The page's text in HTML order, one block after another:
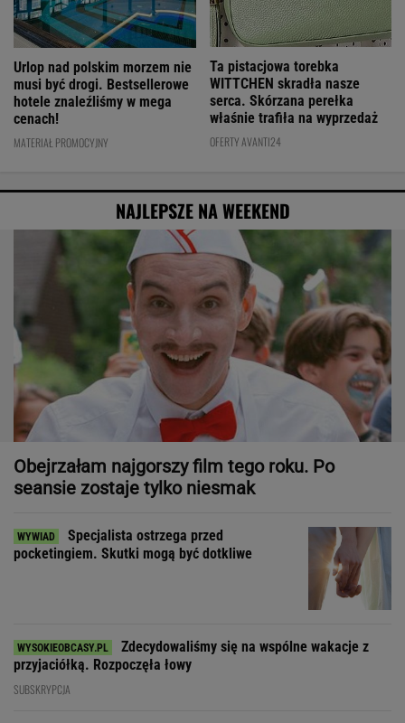
Urlop nad polskim morzem nie
musi być drogi. Bestsellerowe
hotele znaleźliśmy w mega
cenach!
MATERIAŁ PROMOCYJNY
Ta pistacjowa torebka
WITTCHEN skradła nasze
serca. Skórzana perełka
właśnie trafiła na wyprzedaż
OFERTY AVANTI24
NAJLEPSZE NA WEEKEND
Obejrzałam najgorszy film tego roku. Po
seansie zostaje tylko niesmak
Specjalista ostrzega przed
pocketingiem. Skutki mogą być dotkliwe
Zdecydowaliśmy się na wspólne wakacje z
przyjaciółką. Rozpoczęła łowy
SUBSKRYPCJA